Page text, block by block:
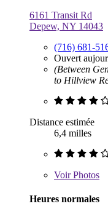
6161 Transit Rd
Depew, NY 14043
(716) 681-
Ouvert
(Between
to Hillview
Distance estimée
6,4 milles
VoirPhotos
Heures normales